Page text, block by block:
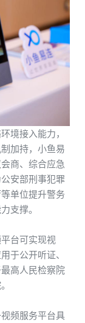
环境接入能力，
加持，小鱼易
商、综合应急
公安部刑事犯罪
等单位提升警务
支撑。
台可实现视
于公开听证、
最高人民检察院
视频服务平台具